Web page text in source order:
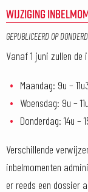
WIJZIGING
GEPUBLICEERD OP
Vanaf 1 juni zullen de
Maandag: 9u –
Woensdag: 9u –
Donderdag: 14u –
Verschillende
inbelmomenten
er reeds een dossier